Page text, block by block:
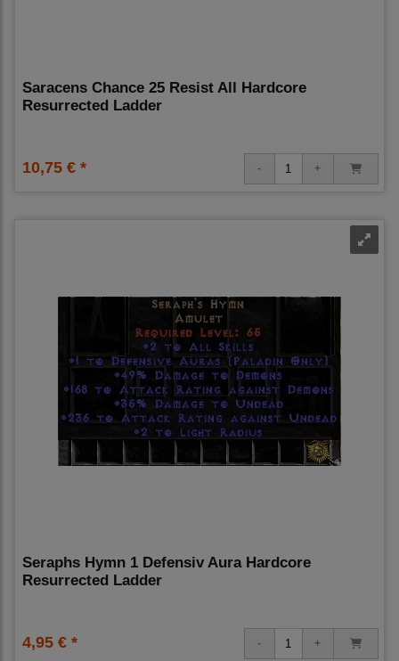
Saracens Chance 25 Resist All Hardcore
Resurrected Ladder
10,75 € *
Seraphs Hymn 1 Defensiv Aura Hardcore
Resurrected Ladder
4,95 € *